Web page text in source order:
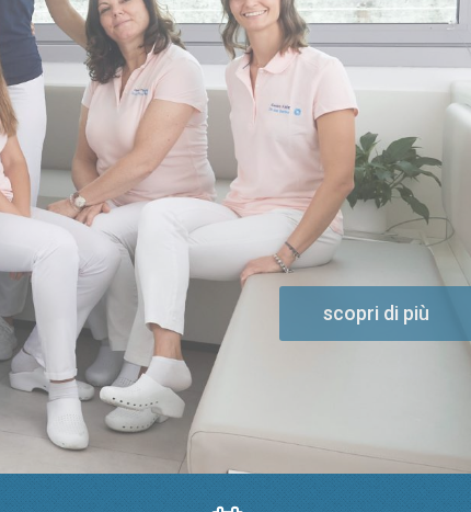
scopri di più